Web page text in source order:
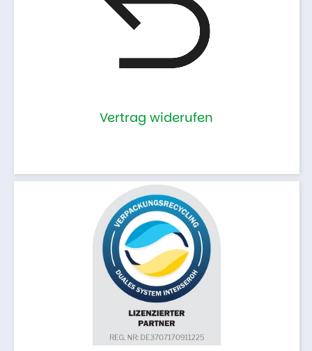
Vertrag widerufen